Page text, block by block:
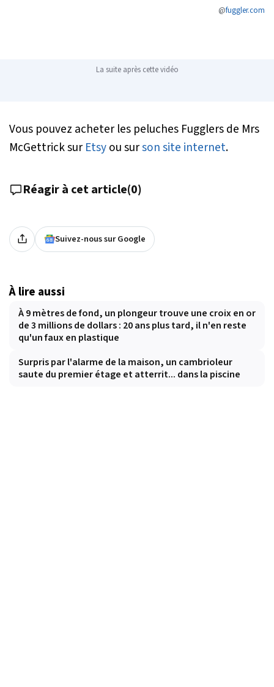
@fuggler.com
La suite après cette vidéo
Vous pouvez acheter les peluches Fugglers de Mrs
McGettrick sur Etsyou surson site internet.
Réagir à cet article(0)
Suivez-nous sur Google
À lire aussi
À 9 mètres de fond, un plongeur trouve une croix en or
de 3 millions de dollars : 20 ans plus tard, il n'en reste
qu'un faux en plastique
Surpris par l'alarme de la maison, un cambrioleur
saute du premier étage et atterrit... dans la piscine